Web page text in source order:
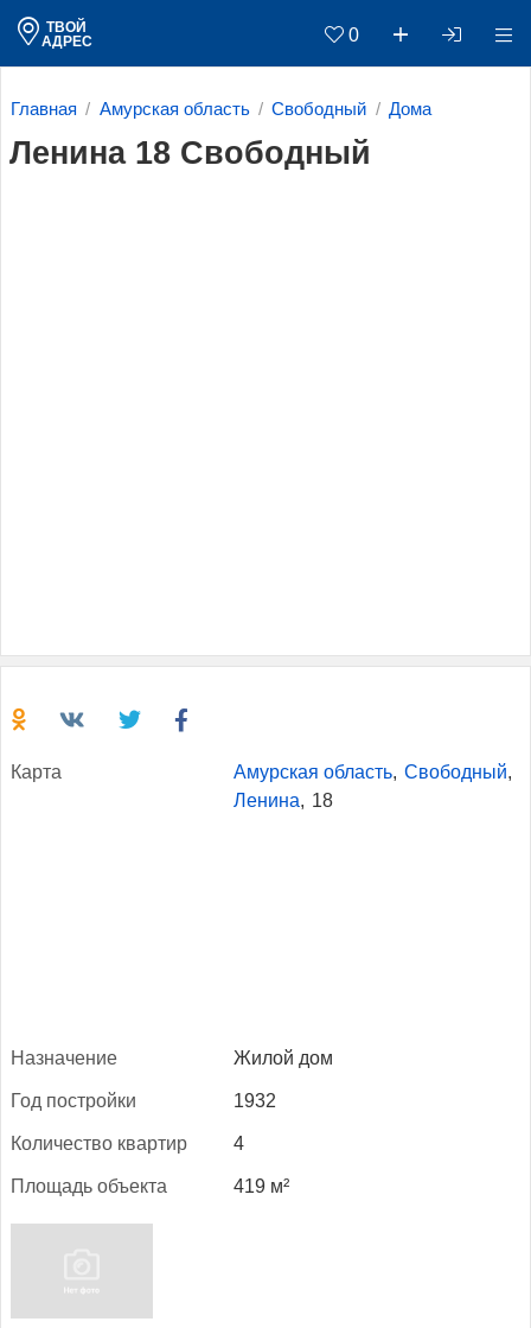
ТВОЙ
АДРЕС
0
Главная Амурская область Свободный Дома
Ленина 18 Свободный
Кар­та Амурская область, Свободный,
Ленина, 18
Наз­на­чение Жилой дом
Год пос­трой­ки 1932
Ко­личес­тво квар­тир 4
Пло­щадь объ­ек­та 419 м²